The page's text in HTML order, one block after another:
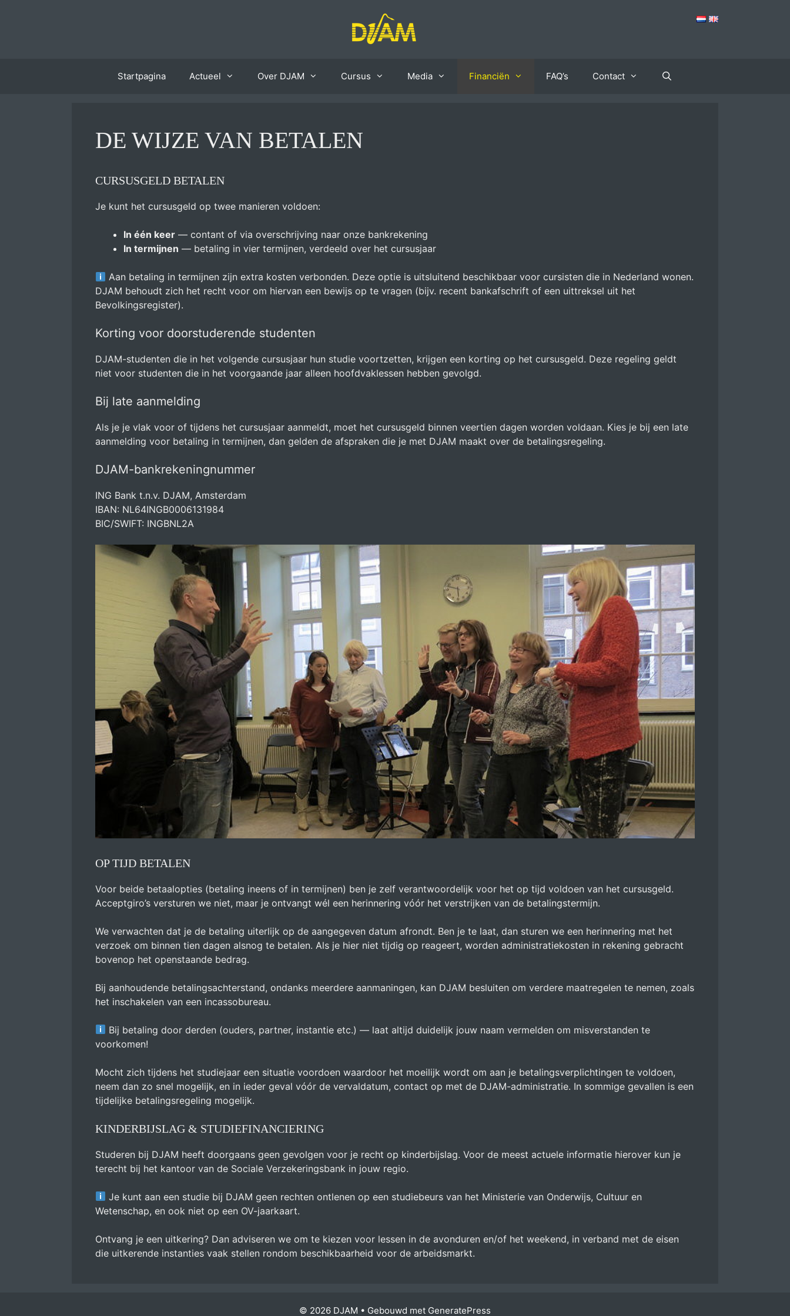
Startpagina Actueel Over DJAM Cursus Media Financiën FAQ’s Contact
DE WIJZE VAN BETALEN
CURSUSGELD BETALEN
Je kunt het cursusgeld op twee manieren voldoen:
In één keer — contant of via overschrijving naar onze bankrekening
In termijnen — betaling in vier termijnen, verdeeld over het cursusjaar
Aan betaling in termijnen zijn extra kosten verbonden. Deze optie is uitsluitend beschikbaar voor cursisten die in Nederland wonen.
DJAM behoudt zich het recht voor om hiervan een bewijs op te vragen (bijv. recent bankafschrift of een uittreksel uit het
Bevolkingsregister).
Korting voor doorstuderende studenten
DJAM-studenten die in het volgende cursusjaar hun studie voortzetten, krijgen een korting op het cursusgeld. Deze regeling geldt
niet voor studenten die in het voorgaande jaar alleen hoofdvaklessen hebben gevolgd.
Bij late aanmelding
Als je je vlak voor of tijdens het cursusjaar aanmeldt, moet het cursusgeld binnen veertien dagen worden voldaan. Kies je bij een late
aanmelding voor betaling in termijnen, dan gelden de afspraken die je met DJAM maakt over de betalingsregeling.
DJAM-bankrekeningnummer
ING Bank t.n.v. DJAM, Amsterdam
IBAN: NL64INGB0006131984
BIC/SWIFT: INGBNL2A
OP TIJD BETALEN
Voor beide betaalopties (betaling ineens of in termijnen) ben je zelf verantwoordelijk voor het op tijd voldoen van het cursusgeld.
Acceptgiro’s versturen we niet, maar je ontvangt wél een herinnering vóór het verstrijken van de betalingstermijn.
We verwachten dat je de betaling uiterlijk op de aangegeven datum afrondt. Ben je te laat, dan sturen we een herinnering met het
verzoek om binnen tien dagen alsnog te betalen. Als je hier niet tijdig op reageert, worden administratiekosten in rekening gebracht
bovenop het openstaande bedrag.
Bij aanhoudende betalingsachterstand, ondanks meerdere aanmaningen, kan DJAM besluiten om verdere maatregelen te nemen, zoals
het inschakelen van een incassobureau.
Bij betaling door derden (ouders, partner, instantie etc.) — laat altijd duidelijk jouw naam vermelden om misverstanden te
voorkomen!
Mocht zich tijdens het studiejaar een situatie voordoen waardoor het moeilijk wordt om aan je betalingsverplichtingen te voldoen,
neem dan zo snel mogelijk, en in ieder geval vóór de vervaldatum, contact op met de DJAM-administratie. In sommige gevallen is een
tijdelijke betalingsregeling mogelijk.
KINDERBIJSLAG & STUDIEFINANCIERING
Studeren bij DJAM heeft doorgaans geen gevolgen voor je recht op kinderbijslag. Voor de meest actuele informatie hierover kun je
terecht bij het kantoor van de Sociale Verzekeringsbank in jouw regio.
Je kunt aan een studie bij DJAM geen rechten ontlenen op een studiebeurs van het Ministerie van Onderwijs, Cultuur en
Wetenschap, en ook niet op een OV-jaarkaart.
Ontvang je een uitkering? Dan adviseren we om te kiezen voor lessen in de avonduren en/of het weekend, in verband met de eisen
die uitkerende instanties vaak stellen rondom beschikbaarheid voor de arbeidsmarkt.
© 2026 DJAM • Gebouwd met GeneratePress